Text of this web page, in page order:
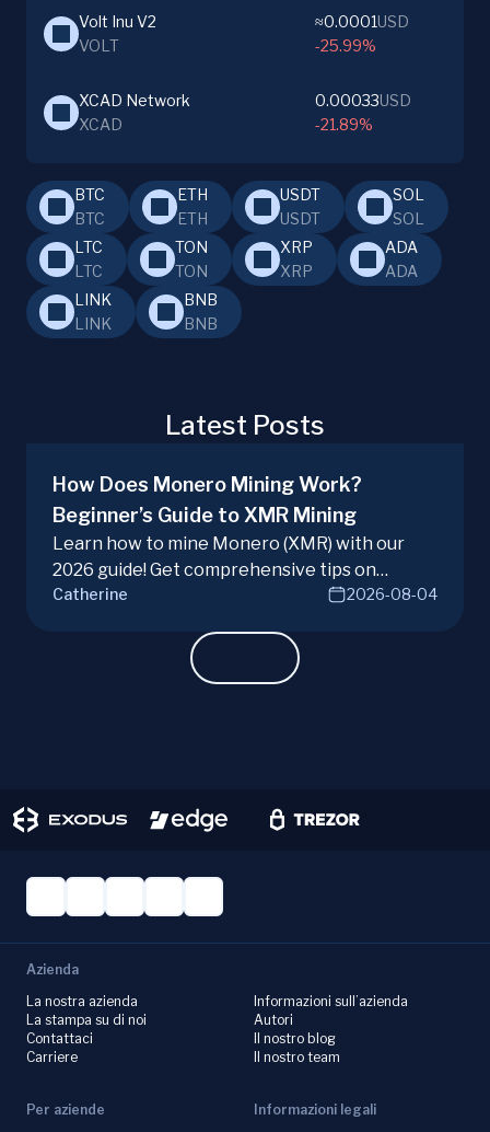
Volt Inu V2
VOLT
≈0.0001USD
-25.99%
XCAD Network
XCAD
0.00033USD
-21.89%
BTC
BTC
ETH
ETH
USDT
USDT
SOL
SOL
LTC
LTC
TON
TON
XRP
XRP
ADA
ADA
LINK
LINK
BNB
BNB
Latest Posts
How Does Monero Mining Work?
Beginner’s Guide to XMR Mining
Learn how to mine Monero (XMR) with our
2026 guide! Get comprehensive tips on
hardware, software, and techniques for
Catherine 2026-08-04
Azienda
La nostra azienda
La stampa su di noi
Contattaci
Carriere
Informazioni sull’azienda
Autori
Il nostro blog
Il nostro team
Per aziende
Informazioni legali